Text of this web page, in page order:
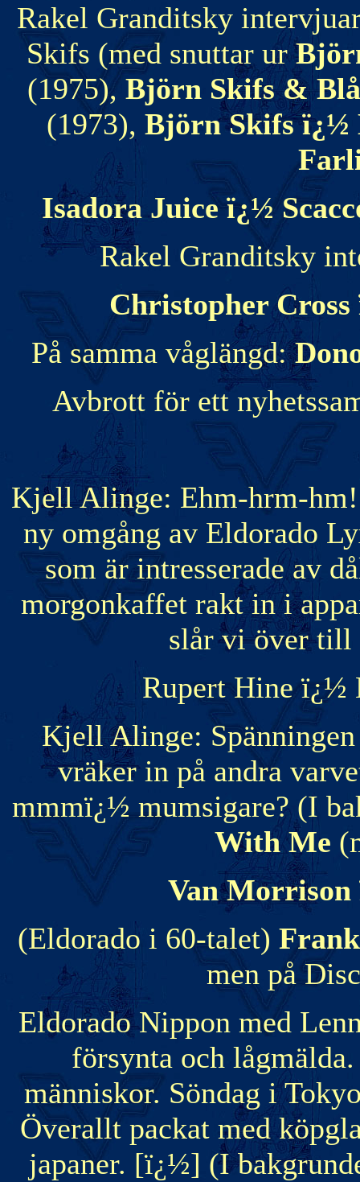
Rakel Granditsky
Skifs (med snuttar ur
(1975), Björn Skifs &
(1973), Björn Skifs
Isadora Juice ï¿½
Rakel Granditsky
Christopher
På samma våglängd:
Avbrott för ett
Kjell Alinge: Ehm-hrm-
ny omgång av Eldorado
som är intresserade av
morgonkaffet rakt in i
slår vi över till
Rupert Hine ï¿½
Kjell Alinge:
vräker in på andra
mmmï¿½ mumsigare? (I
With Me
Van
(Eldorado i 60-talet)
men på
Eldorado Nippon med
försynta och
människor. Söndag i
Överallt packat med
japaner. [ï¿½] (I